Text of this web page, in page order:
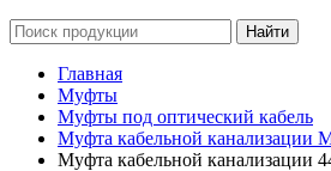
Главная
Муфты
Муфты под оптический кабель
Муфта кабельной канализации
Муфта кабельной канализации